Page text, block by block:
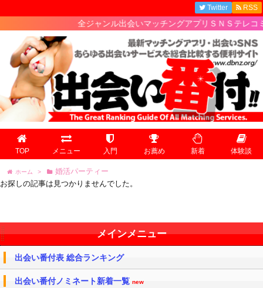
全ジャンル出会いマッチングアプリＳＮＳテレコミ
TOP メニュー 入門 お薦め 新着 体験談
Twitter RSS
ホーム >
婚活パーティー
お探しの記事は見つかりませんでした。
メインメニュー
出会い番付表 総合ランキング
出会い番付ノミネート新着一覧 new